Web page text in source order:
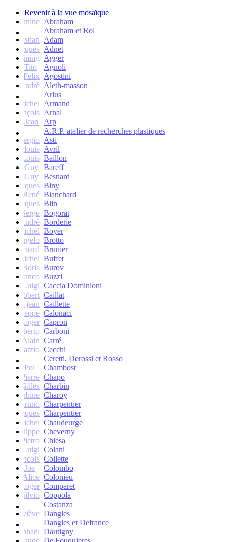
Revenir à la vue mosaïque
Janine Abraham
Abraham et Rol
Christian Adam
Jacques Adnet
Flemming Agger
Tito
Agnoli
Felix Agostini
André Aleth-masson
Arlus
Michel Armand
François Arnal
Jean
Arp
A.R.P. atelier de recherches plastiques
Sergio Asti
Jean-louis Avril
Louis Baillon
Guy Bareff
Guy Besnard
Jacques Biny
René Blanchard
Jacques Blin
Serge Bogorat
André Borderie
Michel Boyer
Angelo Brotto
Bernard Brunier
Michel Buffet
Boris Burov
Franco Buzzi
Luigi Caccia Dominioni
Robert Caillat
René-jean Caillette
Giuseppe Calonaci
Roger Capron
Erberto Carboni
Alain Carré
Marzio Cecchi
Ceretti, Derossi et Rosso
Pol
Chambost
Pierre Chapo
Gilles Charbin
Sabine Charoy
Bruno Charpentier
Jacques Charpentier
Jean-Michel Chaudeurge
Philippe Cheverny
Pietro Chiesa
Luigi Colani
francois Collette
Joe
Colombo
Alice Colonieu
Roger Comparet
Silvio Coppola
Costanza
Geneviève Dangles
Dangles et Defrance
Raphaël Dautigny